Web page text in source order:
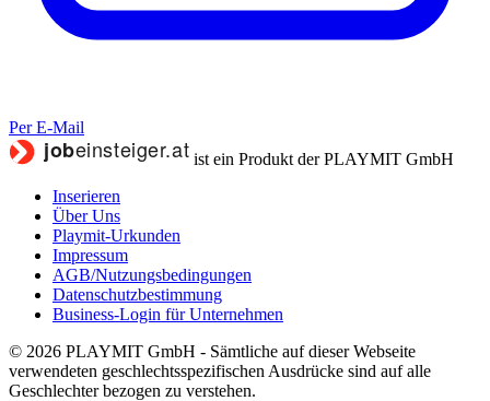
Per E-Mail
ist ein Produkt der PLAYMIT GmbH
Inserieren
Über Uns
Playmit-Urkunden
Impressum
AGB/Nutzungsbedingungen
Datenschutzbestimmung
Business-Login für Unternehmen
© 2026 PLAYMIT GmbH - Sämtliche auf dieser Webseite
verwendeten geschlechtsspezifischen Ausdrücke sind auf alle
Geschlechter bezogen zu verstehen.